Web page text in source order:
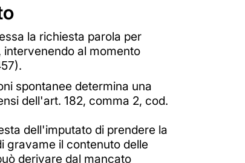
la richiesta parola per
al momento
spontanee determina una
dell'art. 182, comma 2, cod.
dell'imputato di prendere la
gravame il contenuto delle
derivare dal mancato